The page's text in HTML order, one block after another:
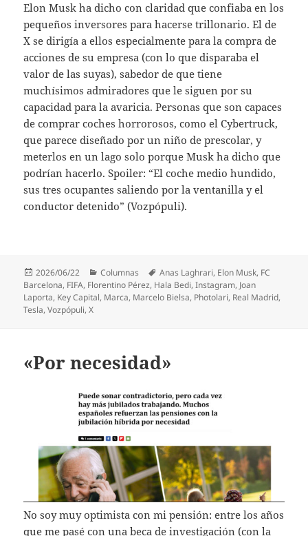
Elon Musk ha dicho con claridad que confiaba en los
pequeños inversores para hacerse trillonario. El de
X se dirigía a ellos especialmente para la compra de
acciones de su empresa (con lo que disparaba el
valor de las suyas), sabedor de que tiene
muchísimos admiradores que le siguen por su
capacidad para la avaricia. Personas que son capaces
de comprar coches horrorosos, como el Cybertruck,
que parece diseñado por un niño de prescolar, y
meterlos en un lago solo porque Musk ha dicho que
podrían hacerlo. Spoiler: “El coche medio hundido,
sus tres ocupantes saliendo por la ventanilla y el
conductor detenido” (Vozpópuli).
Publicado
el
2026/06/22 Categorías
Columnas Etiquetas
Anas Laghrari, Elon Musk, FC
Barcelona, FIFA, Florentino Pérez, Hala Bedi,Instagram, Joan
Laporta, Key Capital, Marca, Marcelo Bielsa, Photolari, Real Madrid,
Tesla,Vozpópuli,X
«Por necesidad»
No soy muy optimista con mi pensión: entre los años
que me pasé con una beca de investigación (con la